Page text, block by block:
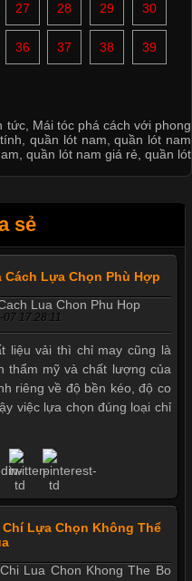
27 28 29 30
36 37 38 39
tức, Mái tóc phá cách với phong
,quần lót nam ,quần lót nam
quần lót nam giá rẻ quần lót
sẻ
Cách Lựa Chọn Phù Hợp
17:28:11
liệu vải thì chỉ may cũng là
thẩm mỹ và chất lượng của
riêng về độ bền kéo, độ co
việc lựa chọn đúng loại chỉ
Lựa Chọn Không Thể